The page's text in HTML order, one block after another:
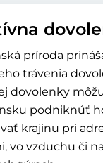
príroda
trávenia
dovolenky
podniknúť
krajinu pri
vo vzduchu či